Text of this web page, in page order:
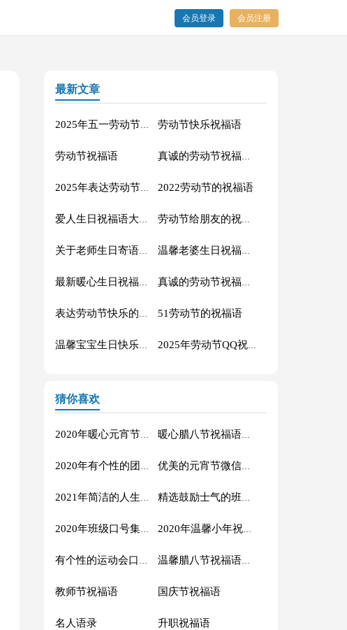
会员登录 会员注册
最新文章
劳动节快乐祝福语
劳动节祝福语
2022劳动节的祝福语
51劳动节的祝福语
猜你喜欢
2020年暖心元宵节祝福语集合51条 暖心腊八节祝福语锦集55条
2020年有个性的团队口号集合30条 优美的元宵节微信祝福语37句
2021年简洁的人生唯美的句子40条 精选鼓励士气的班级口号27条
2020年班级口号集锦27句 2020年温馨小年祝福语短信16条
有个性的运动会口号大汇总84条 温馨腊八节祝福语集合32条
教师节祝福语 国庆节祝福语
名人语录 升职祝福语